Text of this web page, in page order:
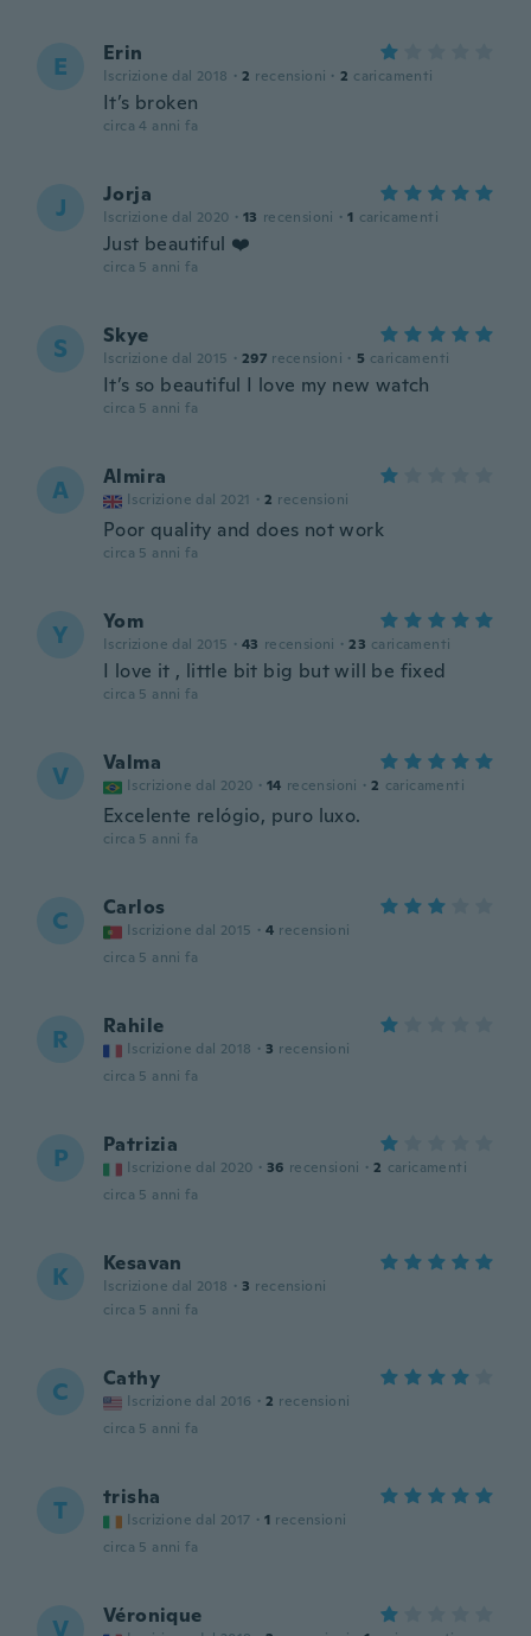
E Erin
Iscrizione dal 2018 · 2 recensioni · 2 caricamenti
It’s broken
circa 4 anni fa
J Jorja
Iscrizione dal 2020 · 13 recensioni · 1 caricamenti
Just beautiful ❤️
circa 5 anni fa
S Skye
Iscrizione dal 2015 · 297 recensioni · 5 caricamenti
It’s so beautiful I love my new watch
circa 5 anni fa
A Almira
Iscrizione dal 2021 · 2 recensioni
Poor quality and does not work
circa 5 anni fa
Y Yom
Iscrizione dal 2015 · 43 recensioni · 23 caricamenti
I love it , little bit big but will be fixed
circa 5 anni fa
V Valma
Iscrizione dal 2020 · 14 recensioni · 2 caricamenti
Excelente relógio, puro luxo.
circa 5 anni fa
C Carlos
Iscrizione dal 2015 · 4 recensioni
circa 5 anni fa
R Rahile
Iscrizione dal 2018 · 3 recensioni
circa 5 anni fa
P Patrizia
Iscrizione dal 2020 · 36 recensioni · 2 caricamenti
circa 5 anni fa
K Kesavan
Iscrizione dal 2018 · 3 recensioni
circa 5 anni fa
C Cathy
Iscrizione dal 2016 · 2 recensioni
circa 5 anni fa
T trisha
Iscrizione dal 2017 · 1 recensioni
circa 5 anni fa
V Véronique